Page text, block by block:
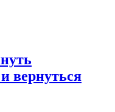
вернуться